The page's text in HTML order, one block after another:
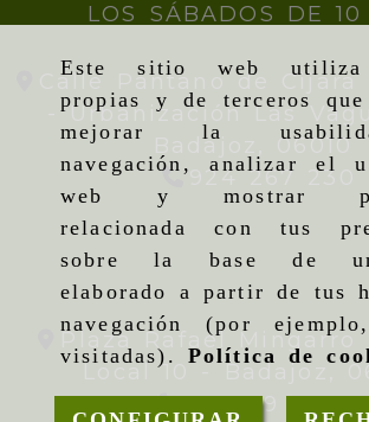
Este sitio web utiliza
propias y de terceros que
mejorar la
navegación, analizar el
web y mostrar
relacionada con tus
sobre la base de
elaborado a partir de tus
navegación (por
visitadas). Política de
LOS SÁBADOS DE
Calle Pantano de Cijara
- Urbanización Las
Badajoz,
06010
924 267 230
Plaza Rafael Mingarro
Local 10 -
924 09 19 95